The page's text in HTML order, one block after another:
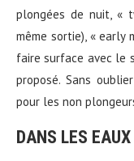
plongées de nuit, «
même sortie), « early
faire surface avec le
proposé. Sans
pour les non
DANS LES